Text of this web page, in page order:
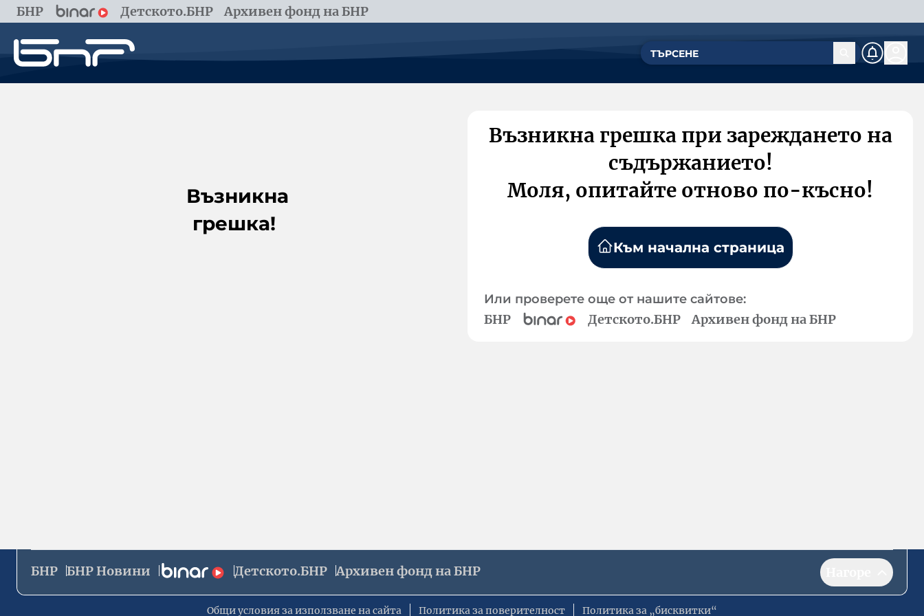
БНР Детското.БНР Архивен фонд на БНР
Възникна
грешка!
Възникна грешка при зареждането на
съдържанието!
Моля, опитайте отново по-късно!
Към начална страница
Или проверете още от нашите сайтове:
БНР Детското.БНР Архивен фонд на БНР
БНР БНР Новини Детското.БНР Архивен фонд на БНР
Общи условия за използване на сайта Политика за поверителност Политика за „бисквитки“